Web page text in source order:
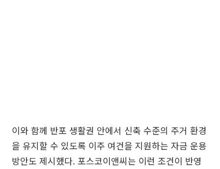
이와 함께 반포 생활권 안에서 신축 수준의 주거 환경
을 유지할 수 있도록 이주 여건을 지원하는 자금 운용
방안도 제시했다. 포스코이앤씨는 이런 조건이 반영